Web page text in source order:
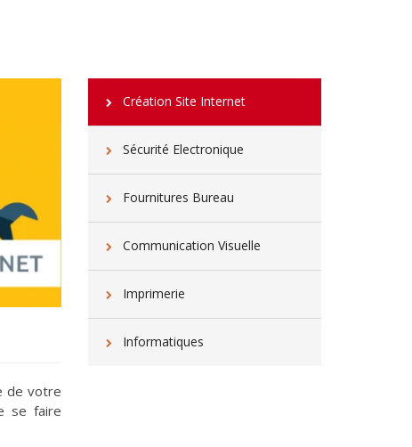
de votre
se faire
Création Site Internet
Sécurité Electronique
Fournitures Bureau
Communication Visuelle
Imprimerie
Informatiques